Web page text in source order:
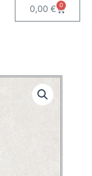
0,00€ 0
Carrito